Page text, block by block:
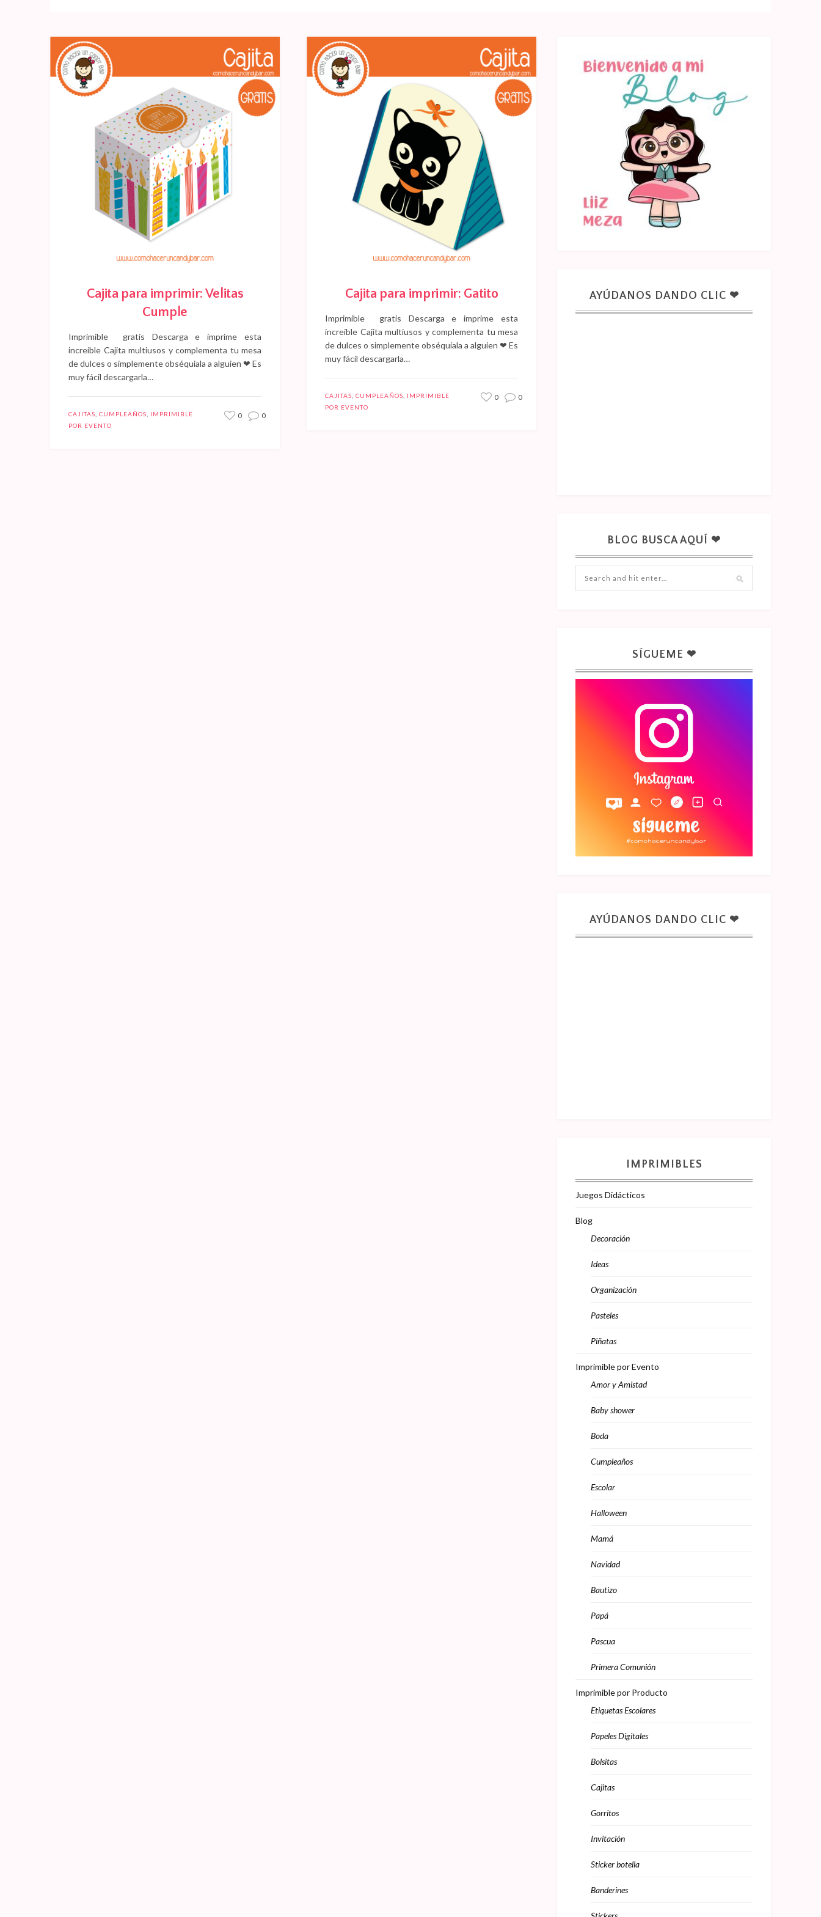
Cajita para imprimir: Velitas
Cumple
Imprimible gratis Descarga e imprime esta
increíble Cajita multiusos y complementa tu mesa
de dulces o simplemente obséquiala a alguien ❤ Es
muy fácil descargarla…
CAJITAS CUMPLEAÑOS
IMPRIMIBLE
POR EVENTO
0 0
Cajita para imprimir: Gatito
Imprimible gratis Descarga e imprime esta
increíble Cajita multiusos y complementa tu mesa
de dulces o simplemente obséquiala a alguien ❤ Es
muy fácil descargarla…
CAJITAS CUMPLEAÑOS
IMPRIMIBLE
POR EVENTO
0 0
AYÚDANOS DANDO CLIC ❤
BLOG BUSCA AQUÍ ❤
SÍGUEME ❤
AYÚDANOS DANDO CLIC ❤
IMPRIMIBLES
Juegos Didácticos
Blog
Decoración
Ideas
Organización
Pasteles
Piñatas
Imprimible por Evento
Amor y Amistad
Baby shower
Boda
Cumpleaños
Escolar
Halloween
Mamá
Navidad
Bautizo
Papá
Pascua
Primera Comunión
Imprimible por Producto
Etiquetas Escolares
Papeles Digitales
Bolsitas
Cajitas
Gorritos
Invitación
Sticker botella
Banderines